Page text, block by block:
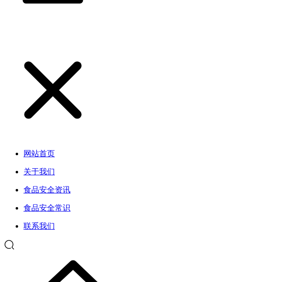
网站首页
关于我们
食品安全资讯
食品安全常识
联系我们